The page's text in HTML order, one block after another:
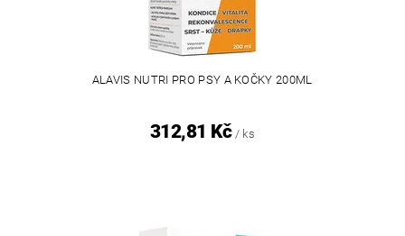
ALAVIS NUTRI PRO PSY A KOČKY 200ML
312,81 Kč / ks